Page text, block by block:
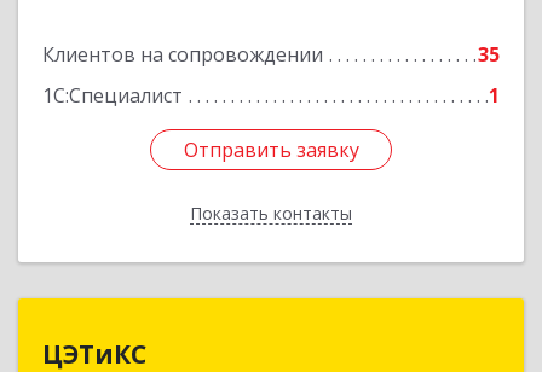
Клиентов на сопровождении
35
1С:Специалист
1
Отправить заявку
Показать контакты
Отправить заявку
Назад
ЦЭТиКС